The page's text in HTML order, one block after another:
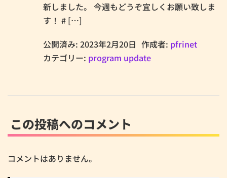
新しました。 今週もどうぞ宜しくお願い致しま
す！ # […]
公開済み: 2023年2月20日 作成者: pfrinet
カテゴリー: program update
この投稿へのコメント
コメントはありません。